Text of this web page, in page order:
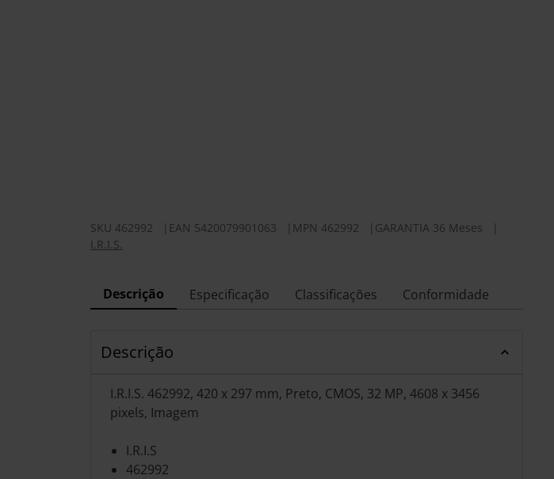
SKU 462992 EAN 5420079901063 MPN 462992 GARANTIA 36 Meses
I.R.I.S.
Descrição Especificação Classificações Conformidade
Descrição
I.R.I.S. 462992, 420 x 297 mm, Preto, CMOS, 32 MP, 4608 x 3456
pixels, Imagem
I.R.I.S
462992